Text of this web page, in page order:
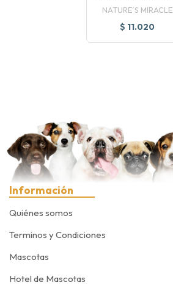
NATURE´S MIRACLE
$ 11.020
Información
Quiénes somos
Terminos y Condiciones
Mascotas
Hotel de Mascotas